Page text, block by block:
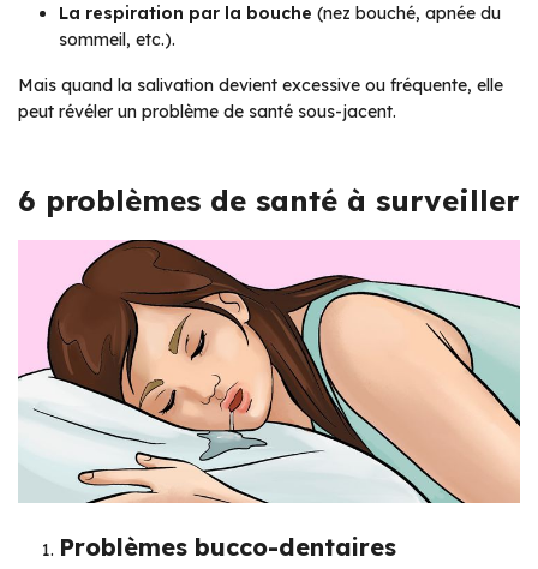
La respiration par la bouche (nez bouché, apnée du
sommeil, etc.).
Mais quand la salivation devient excessive ou fréquente, elle
peut révéler un problème de santé sous-jacent.
6 problèmes de santé à surveiller
Problèmes bucco-dentaires